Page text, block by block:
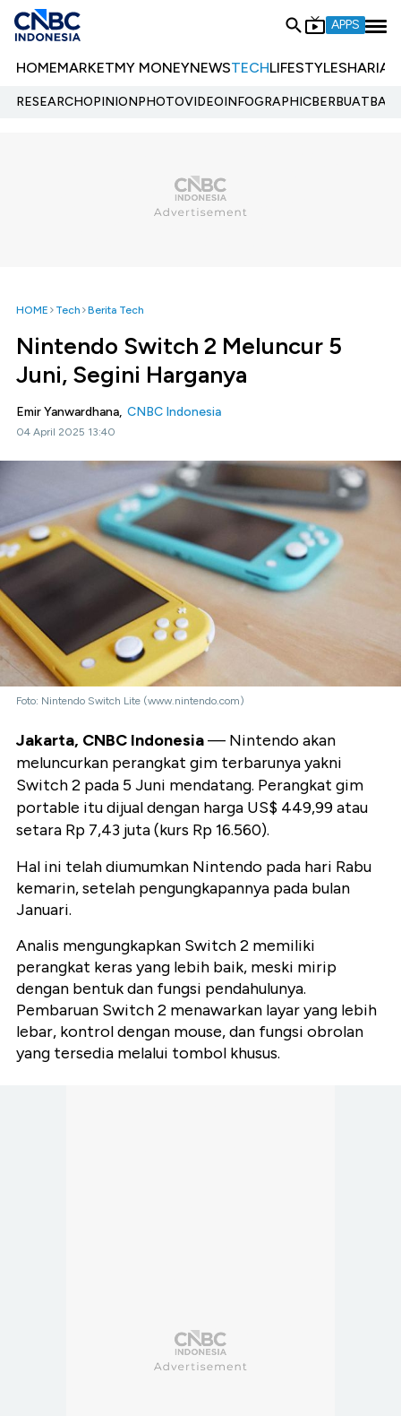
APPS
HOMEMARKETMY MONEYNEWSTECHLIFESTYLESHARIA
RESEARCHOPINIONPHOTOVIDEOINFOGRAPHIC
HOME Tech Berita Tech
Nintendo Switch 2 Meluncur 5
Juni, Segini Harganya
Emir Yanwardhana, CNBC Indonesia
04 April 2025 13:40
Foto: Nintendo Switch Lite (www.nintendo.com)
Jakarta, CNBC Indonesia— Nintendo akan
meluncurkan perangkat gim terbarunya yakni
Switch 2 pada 5 Juni mendatang. Perangkat gim
portable itu dijual dengan harga US$ 449,99 atau
setara Rp 7,43 juta (kurs Rp 16.560).
Hal ini telah diumumkan Nintendo pada hari Rabu
kemarin, setelah pengungkapannya pada bulan
Januari.
Analis mengungkapkan Switch 2 memiliki
perangkat keras yang lebih baik, meski mirip
dengan bentuk dan fungsi pendahulunya.
Pembaruan Switch 2 menawarkan layar yang lebih
lebar, kontrol dengan mouse, dan fungsi obrolan
yang tersedia melalui tombol khusus.